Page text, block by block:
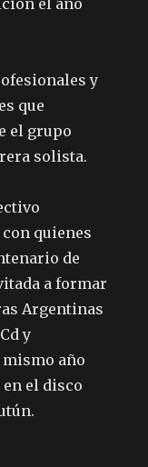
el año
y
que
el grupo
solista.
quienes
de
a formar
Argentinas
y
año
el disco